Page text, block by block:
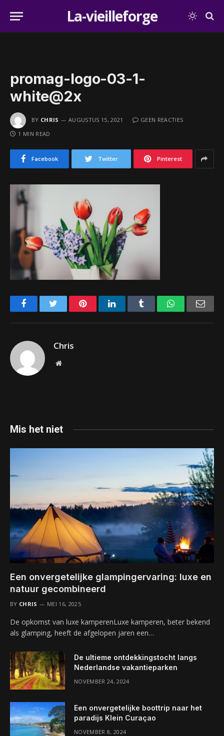
La-vieilleforge
promag-logo-03-1-
white@2x
BY CHRIS AUGUSTUS 15, 2021
GEEN REACTIES
1 MIN READ
Facebook Twitter Pinterest
FacebookTwitter PinterestLinkedIn Tumblr WhatsApp
Chris
Website
Mis het niet
Een onvergetelijke glampingervaring: luxe en
natuur gecombineerd
BY CHRIS MEI 16, 2025
De opkomst van luxe kamperenLuxe kamperen, beter bekend
als glamping, heeft de afgelopen jaren een…
De ultieme ontdekkingstocht langs
Nederlandse vakantieparken
NOVEMBER 24, 2024
Een onvergetelijke boottrip naar het
paradijs Klein Curaçao
NOVEMBER 8, 2024